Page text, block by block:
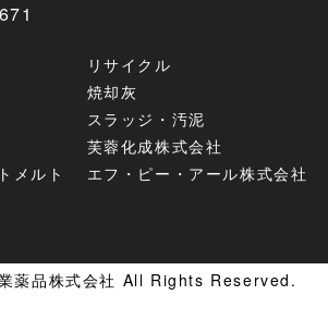
メルト
リサイクル
焼却灰
スラッジ・汚泥
芙蓉化成株式会社
エフ・ピー・アール株式会社
薬品株式会社 All Rights Reserved.